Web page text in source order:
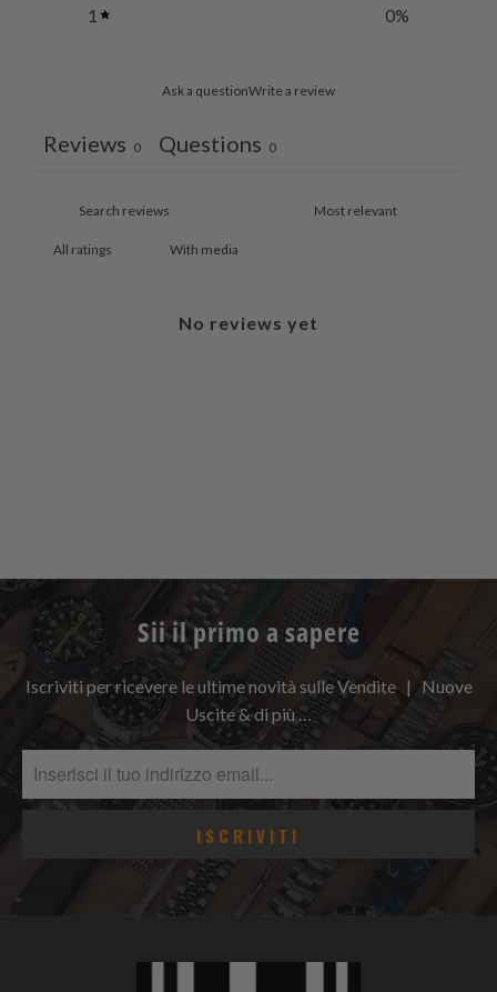
1
0%
Ask a questionWrite a review
Reviews 0 Questions 0
With media
No reviews yet
Sii il primo a sapere
Iscriviti per ricevere le ultime novità sulle Vendite | Nuove
Uscite & di più …